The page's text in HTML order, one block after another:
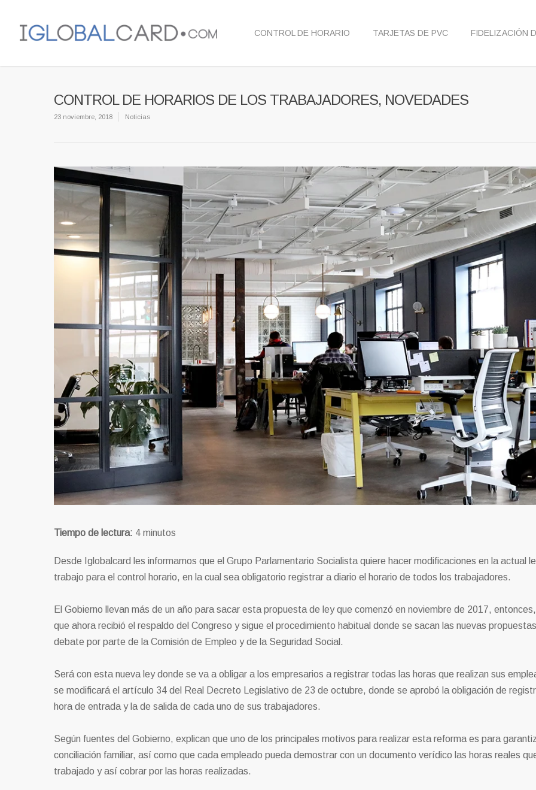
CONTROL DE HORARIO TARJETAS DE PVC FIDELIZACIÓN
CONTROL DE HORARIOS DE LOS TRABAJADORES, NOVEDADES
23 noviembre, 2018 Noticias
Tiempo de lectura: 4 minutos
Desde Iglobalcard les informamos que el Grupo Parlamentario Socialista quiere hacer modificaciones en la actual
trabajo para el control horario, en la cual sea obligatorio registrar a diario el horario de todos los trabajadores.
El Gobierno llevan más de un año para sacar esta propuesta de ley que comenzó en noviembre de 2017, entonces,
que ahora recibió el respaldo del Congreso y sigue el procedimiento habitual donde se sacan las nuevas
debate por parte de la Comisión de Empleo y de la Seguridad Social.
Será con esta nueva ley donde se va a obligar a los empresarios a registrar todas las horas que realizan sus
se modificará el artículo 34 del Real Decreto Legislativo de 23 de octubre, donde se aprobó la obligación de
hora de entrada y la de salida de cada uno de sus trabajadores.
Según fuentes del Gobierno, explican que uno de los principales motivos para realizar esta reforma es para
conciliación familiar, así como que cada empleado pueda demostrar con un documento verídico las horas reales
trabajado y así cobrar por las horas realizadas.